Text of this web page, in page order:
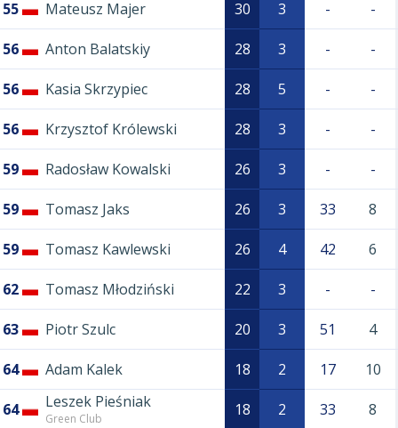
55 Mateusz Majer 30 3 - -
56 Anton Balatskiy 28 3 - -
56 Kasia Skrzypiec 28 5 - -
56 Krzysztof Królewski 28 3 - -
59 Radosław Kowalski 26 3 - -
59 Tomasz Jaks 26 3 33 8
59 Tomasz Kawlewski 26 4 42 6
62 Tomasz Młodziński 22 3 - -
63 Piotr Szulc 20 3 51 4
64 Adam Kalek 18 2 17 10
64 Leszek Pieśniak
Green Club 18 2 33 8